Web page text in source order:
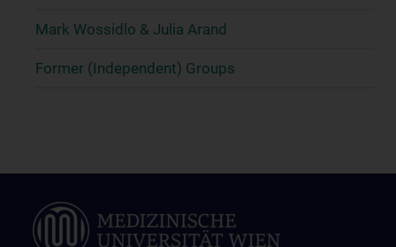
Mark Wossidlo & Julia Arand
Former (Independent) Groups